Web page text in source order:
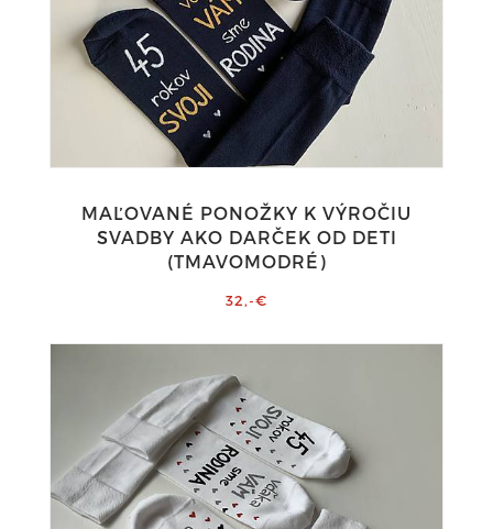
MAĽOVANÉ PONOŽKY K VÝROČIU
SVADBY AKO DARČEK OD DETI
(TMAVOMODRÉ)
32,-€